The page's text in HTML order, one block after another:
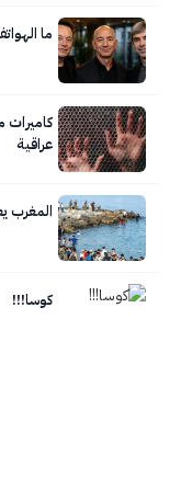
ما الهواتف
عراقية
المغرب
كوسا!!!